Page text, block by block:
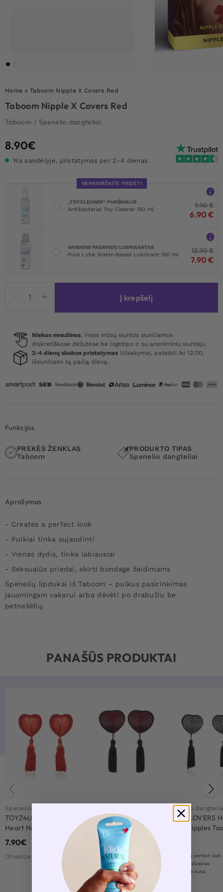
Home »Taboom Nipple X Covers Red
Taboom Nipple X Covers Red
Taboom / Spenelio dangteliai
8.90€
Yra sandėlyje, pristatymas per 2-4 dienas
NEPAMIRŠKITE PRIDĖTI
„TOYCLEANER“ PURŠKIKLIS
Antibacterial Toy Cleaner 150 ml
9.90€
6.90 €
VANDENS PAGRINDO LUBRIKANTAS
Pure Lube Water-Based Lubricant 150 ml
12.90€
7.90 €
kiekis:
Taboom
X
Covers
Red
Į krepšelį
Niekas nesužinos, Visos mūsų siuntos siunčiamos
diskretiškose dėžutėse be logotipo ir su anoniminiu siuntėju.
2-4 dienų skubus pristatymas Užsakymai, pateikti iki 12:00,
išsiunčiami tą pačią dieną..
Funkcijos
PREKĖS ŽENKLAS
Taboom
PRODUKTO TIPAS
Spenelio dangteliai
Aprašymas
- Creates a perfect look
- Puikiai tinka sujaudinti
- Vienas dydis, tinka labiausiai
- Seksualūs priedai, skirti bondage žaidimams
Spenelių lipdukai iš Taboom – puikus pasirinkimas
jausmingam vakarui arba dėvėti po drabužiu be
petnešėlių.
PANAŠŪS PRODUKTAI
Spenelio dangteliai
TOYZ4LOVERS Red
Heart Nipples Tassels
7.90€
Onesize
Shine Nipples Tassels
Red
7.90€
Seksualūs priedai, skirti bondage žaidimams
Su žaviais kutai
Gražios žvilgančios detalės
Spenelio
TOYZ4LOVERS
Shine Nipples
Creates a perfect look
Unikalus dizainas
Su žaviais kutai